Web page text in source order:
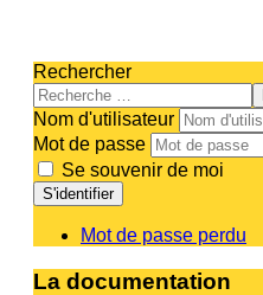
Rechercher
Nom d'utilisateur
Mot de passe
Se souvenir de moi
S'identifier
Mot de passe perdu
La documentation